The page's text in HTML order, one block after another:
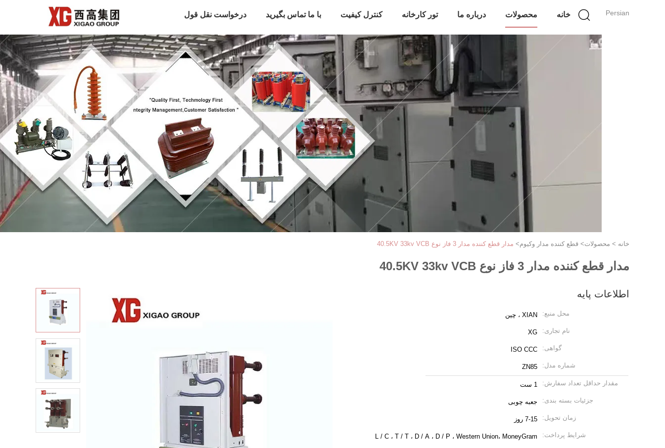
Persian خانه محصولات درباره ما تور کارخانه کنترل کیفیت با ما تماس بگیرید درخواست نقل قول
خانه > محصولات> قطع کننده مدار وکیوم> مدار قطع کننده مدار 3 فاز نوع 40.5KV 33kv VCB
مدار قطع کننده مدار 3 فاز نوع 40.5KV 33kv VCB
اطلاعات پایه
محل منبع: XIAN ، چین
نام تجاری: XG
گواهی: ISO CCC
شماره مدل: ZN85
مقدار حداقل تعداد سفارش: 1 ست
جزئیات بسته بندی: جعبه چوبی
زمان تحویل: 7-15 روز
شرایط پرداخت: L / C ، T / T ، D / A ، D / P ، Western Union، MoneyGram